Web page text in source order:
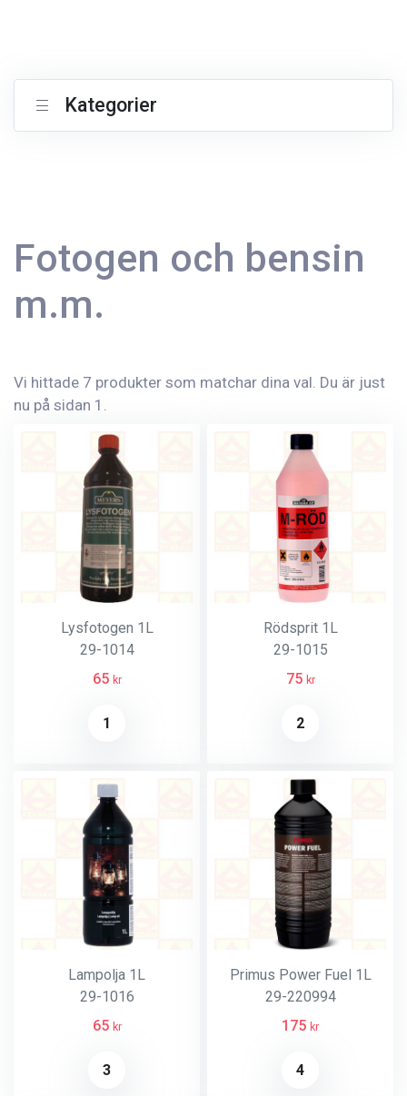
Kategorier
Fotogen och bensin
m.m.
Vi hittade 7 produkter som matchar dina val. Du är just
nu på sidan 1.
Lysfotogen 1L
29-1014
65 kr
1
Rödsprit 1L
29-1015
75 kr
2
Lampolja 1L
29-1016
65 kr
3
Primus Power Fuel 1L
29-220994
175 kr
4